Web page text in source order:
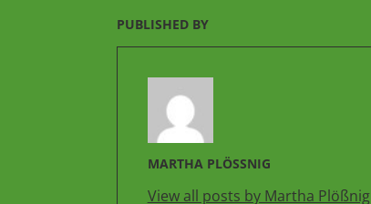
PUBLISHED BY
MARTHA PLÖSSNIG
View all posts by Martha Plößnig